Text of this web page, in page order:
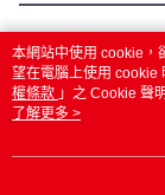
熱門標籤
本網站中使用 cookie，
望在電腦上使用 cookie
權條款 」之 Cookie 聲
用條款之 Cookie 聲明
了解更多 >